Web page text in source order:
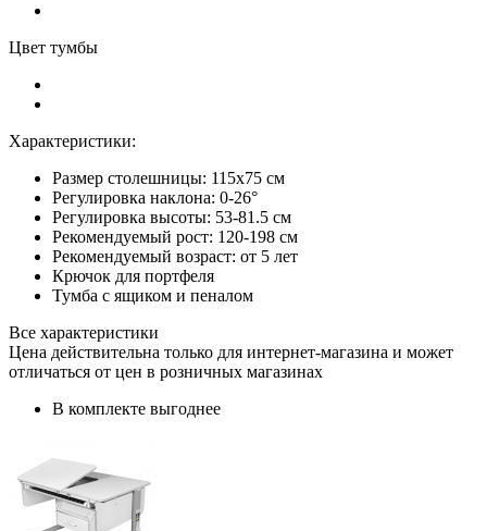
Цвет тумбы
Характеристики:
Размер столешницы: 115x75 см
Регулировка наклона: 0-26°
Регулировка высоты: 53-81.5 см
Рекомендуемый рост: 120-198 см
Рекомендуемый возраст: от 5 лет
Крючок для портфеля
Тумба с ящиком и пеналом
Все характеристики
Цена действительна только для интернет-магазина и может
отличаться от цен в розничных магазинах
В комплекте выгоднее